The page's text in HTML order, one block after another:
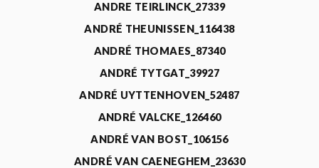
ANDRE TEIRLINCK_27339
ANDRÉ THEUNISSEN_116438
ANDRÉ THOMAES_87340
ANDRÉ TYTGAT_39927
ANDRÉ UYTTENHOVEN_52487
ANDRÉ VALCKE_126460
ANDRÉ VAN BOST_106156
ANDRÉ VAN CAENEGHEM_23630